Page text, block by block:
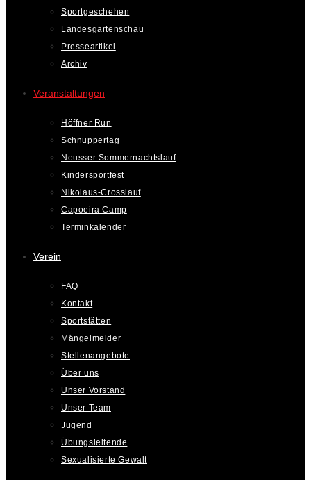
Sportgeschehen
Landesgartenschau
Presseartikel
Archiv
Veranstaltungen
Höffner Run
Schnuppertag
Neusser Sommernachtslauf
Kindersportfest
Nikolaus-Crosslauf
Capoeira Camp
Terminkalender
Verein
FAQ
Kontakt
Sportstätten
Mängelmelder
Stellenangebote
Über uns
Unser Vorstand
Unser Team
Jugend
Übungsleitende
Sexualisierte Gewalt